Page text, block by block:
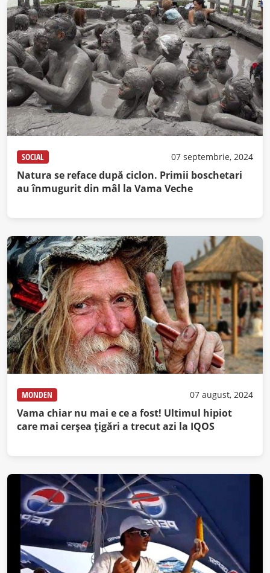
SOCIAL 07 septembrie, 2024
Natura se reface după ciclon. Primii boschetari
au înmugurit din mâl la Vama Veche
MONDEN 07 august, 2024
Vama chiar nu mai e ce a fost! Ultimul hipiot
care mai cerşea ţigări a trecut azi la IQOS